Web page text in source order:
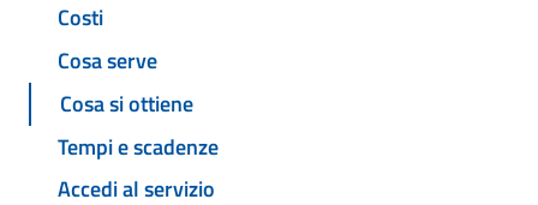
Costi
Cosa serve
Cosa si ottiene
Tempi e scadenze
Accedi al servizio